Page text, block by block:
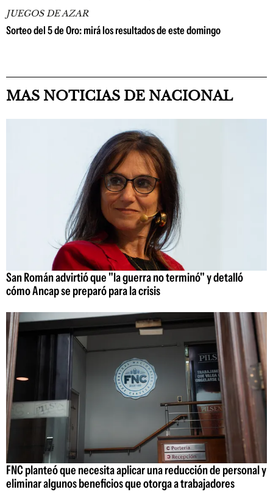
JUEGOS DE AZAR
Sorteo del 5 de Oro: mirá los resultados de este domingo
MAS NOTICIAS DE NACIONAL
San Román advirtió que "la guerra no terminó" y detalló
cómo Ancap se preparó para la crisis
FNC planteó que necesita aplicar una reducción de personal y
eliminar algunos beneficios que otorga a trabajadores